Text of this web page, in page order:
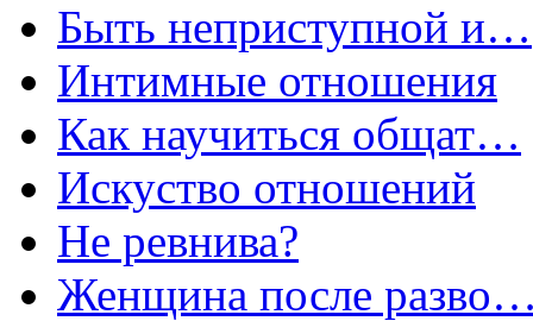
Быть неприступной и…
Интимные отношения
Как научиться общат…
Искуство отношений
Не ревнива?
Женщина после